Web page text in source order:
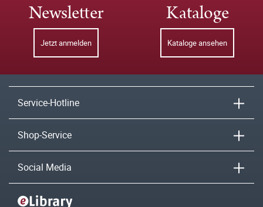
Newsletter
Jetzt anmelden
Kataloge
Kataloge ansehen
Service-Hotline
Shop-Service
Social Media